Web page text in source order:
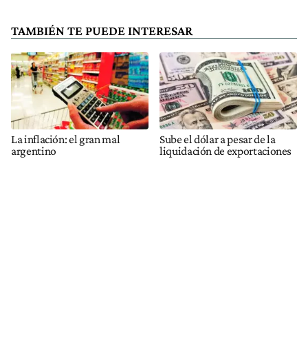
TAMBIÉN TE PUEDE INTERESAR
La inflación: el gran mal
argentino
Sube el dólar a pesar de la
liquidación de exportaciones